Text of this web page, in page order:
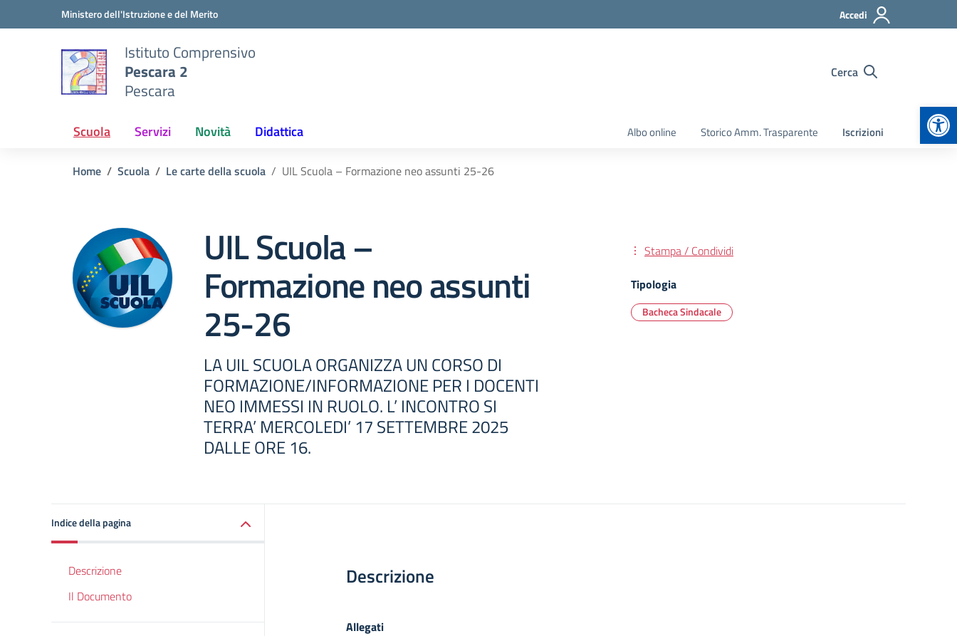
Vai ai contenuti
Vai al menu di navigazioneMinistero dell'Istruzione e del Merito Accedi
Istituto Comprensivo
Pescara 2
Pescara
Cerca
Scuola Servizi Novità Didattica Albo online Storico Amm. Trasparente Iscrizioni
Home Scuola Le carte della scuola UIL Scuola – Formazione neo assunti 25-26
UIL Scuola –
Formazione neo assunti
25-26
LA UIL SCUOLA ORGANIZZA UN CORSO DI
FORMAZIONE/INFORMAZIONE PER I DOCENTI
NEO IMMESSI IN RUOLO. L’ INCONTRO SI
TERRA’ MERCOLEDI’ 17 SETTEMBRE 2025
DALLE ORE 16.
Stampa / Condividi
Tipologia
Bacheca Sindacale
Indice della pagina
Descrizione
Il Documento
Descrizione
Allegati